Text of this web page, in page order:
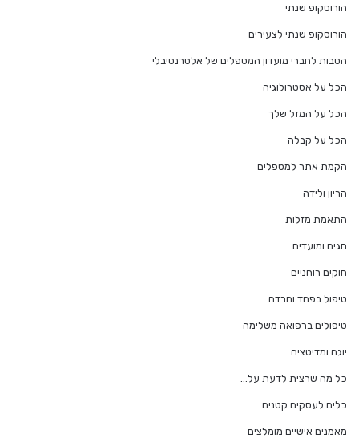
הורוסקופ שנתי
הורוסקופ שנתי לצעירים
הטבות לחברי מועדון המטפלים של אלטרנטיבלי
הכל על אסטרולוגיה
הכל על המזל שלך
הכל על קבלה
הקמת אתר למטפלים
הריון ולידה
התאמת מזלות
חגים ומועדים
חוקים רוחניים
טיפול בפחד וחרדה
טיפולים ברפואה משלימה
יוגה ומדיטציה
כל מה שרצית לדעת על…
כלים לעסקים קטנים
מאמנים אישיים מומלצים